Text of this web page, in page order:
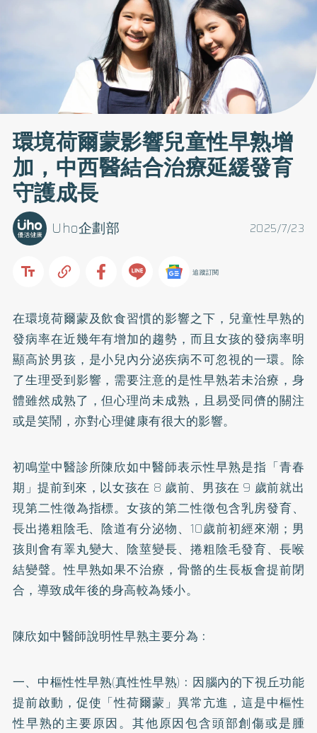
環境荷爾蒙影響兒童性早熟增
加，中西醫結合治療延緩發育
守護成長
2025/7/23
Uho企劃部
追蹤訂閱
在環境荷爾蒙及飲食習慣的影響之下，兒童性早熟的
發病率在近幾年有增加的趨勢，而且女孩的發病率明
顯高於男孩，是小兒內分泌疾病不可忽視的一環。除
了生理受到影響，需要注意的是性早熟若未治療，身
體雖然成熟了，但心理尚未成熟，且易受同儕的關注
或是笑鬧，亦對心理健康有很大的影響。
初鳴堂中醫診所陳欣如中醫師表示性早熟是指「青春
期」提前到來，以女孩在 8 歲前、男孩在 9 歲前就出
現第二性徵為指標。女孩的第二性徵包含乳房發育、
長出捲粗陰毛、陰道有分泌物、10歲前初經來潮；男
孩則會有睪丸變大、陰莖變長、捲粗陰毛發育、長喉
結變聲。性早熟如果不治療，骨骼的生長板會提前閉
合，導致成年後的身高較為矮小。
陳欣如中醫師說明性早熟主要分為﹕
一、中樞性性早熟(真性性早熟)﹕因腦內的下視丘功能
提前啟動，促使「性荷爾蒙」異常亢進，這是中樞性
性早熟的主要原因。其他原因包含頭部創傷或是腫